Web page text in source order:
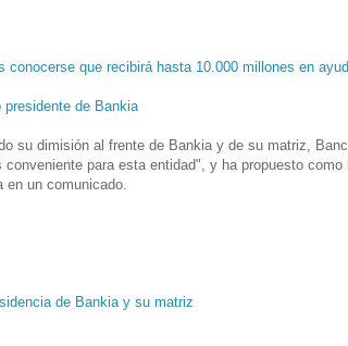
conocerse que recibirá hasta 10.000 millones en
presidente de Bankia
su dimisión al frente de Bankia y de su matriz,
conveniente para esta entidad", y ha propuesto
en un comunicado.
de Bankia y su matriz